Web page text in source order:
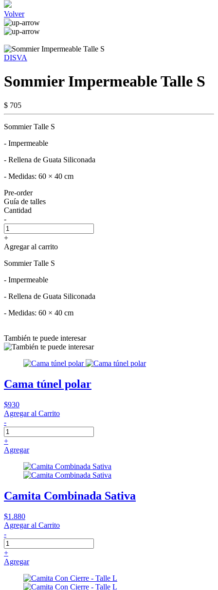
Volver
DISVA
Sommier Impermeable Talle S
$ 705
Sommier Talle S
- Impermeable
- Rellena de Guata Siliconada
- Medidas: 60 × 40 cm
Pre-order
Guía de talles
Cantidad
-
+
Agregar al carrito
Sommier Talle S
- Impermeable
- Rellena de Guata Siliconada
- Medidas: 60 × 40 cm
También te puede interesar
Cama túnel polar
$930
Agregar al Carrito
-
+
Agregar
Camita Combinada Sativa
$1.880
Agregar al Carrito
-
+
Agregar